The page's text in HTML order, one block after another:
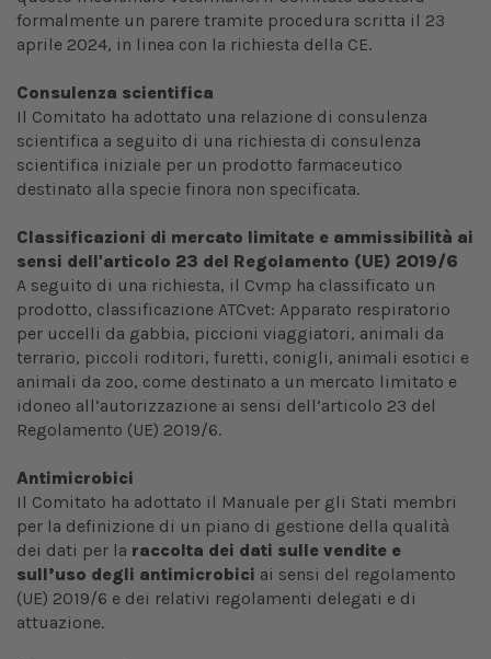
formalmente un parere tramite procedura scritta il 23
aprile 2024, in linea con la richiesta della CE.
Consulenza scientifica
Il Comitato ha adottato una relazione di consulenza
scientifica a seguito di una richiesta di consulenza
scientifica iniziale per un prodotto farmaceutico
destinato alla specie finora non specificata.
Classificazioni di mercato limitate e ammissibilità ai
sensi dell'articolo 23 del Regolamento (UE) 2019/6
A seguito di una richiesta, il Cvmp ha classificato un
prodotto, classificazione ATCvet: Apparato respiratorio
per uccelli da gabbia, piccioni viaggiatori, animali da
terrario, piccoli roditori, furetti, conigli, animali esotici e
animali da zoo, come destinato a un mercato limitato e
idoneo all’autorizzazione ai sensi dell’articolo 23 del
Regolamento (UE) 2019/6.
Antimicrobici
Il Comitato ha adottato il Manuale per gli Stati membri
per la definizione di un piano di gestione della qualità
dei dati per la raccolta dei dati sulle vendite e
sull’uso degli antimicrobici ai sensi del regolamento
(UE) 2019/6 e dei relativi regolamenti delegati e di
attuazione.